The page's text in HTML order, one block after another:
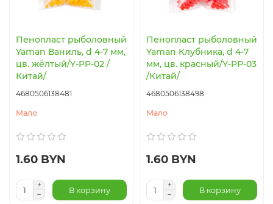
Батарейки, элементы питания, аккумуляторы
Пенопласт рыболовный
Yaman Ваниль, d 4-7 мм,
цв. жёлтый/Y-PP-02 /
Китай/
4680506138481
Мало
1.60 BYN
В корзину
Пенопласт рыболовный
Yaman Клубника, d 4-7
мм, цв. красный/Y-PP-03
/Китай/
4680506138498
Мало
1.60 BYN
В корзину